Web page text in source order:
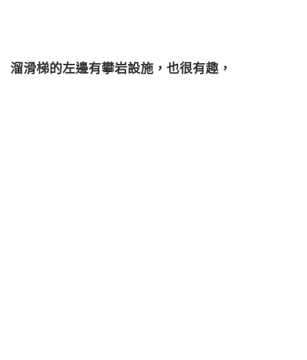
溜滑梯的左邊有攀岩設施，也很有趣，